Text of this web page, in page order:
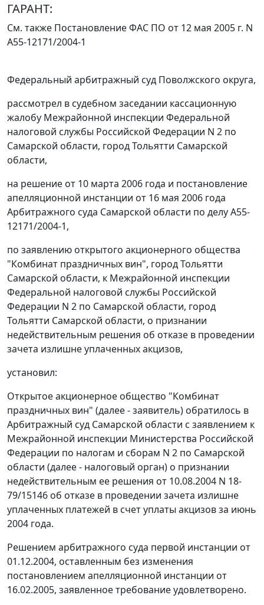
ГАРАНТ:
См. также ПостановлениеФАС ПО от 12 мая 2005 г. N
А55-12171/2004-1
Федеральный арбитражный суд Поволжского округа,
рассмотрел в судебном заседании кассационную
жалобу Межрайонной инспекции Федеральной
налоговой службы Российской Федерации N 2 по
Самарской области, город Тольятти Самарской
области,
на решение от 10 марта 2006 года и постановление
апелляционной инстанции от 16 мая 2006 года
Арбитражного суда Самарской области по делу А55-
12171/2004-1,
по заявлению открытого акционерного общества
"Комбинат праздничных вин", город Тольятти
Самарской области, к Межрайонной инспекции
Федеральной налоговой службы Российской
Федерации N 2 по Самарской области, город
Тольятти Самарской области, о признании
недействительным решения об отказе в проведении
зачета излишне уплаченных акцизов,
установил:
Открытое акционерное общество "Комбинат
праздничных вин" (далее - заявитель) обратилось в
Арбитражный суд Самарской области с заявлением к
Межрайонной инспекции Министерства Российской
Федерации по налогам и сборам N 2 по Самарской
области (далее - налоговый орган) о признании
недействительным ее решения от 10.08.2004 N 18-
79/15146 об отказе в проведении зачета излишне
уплаченных платежей в счет уплаты акцизов за июнь
2004 года.
Решением арбитражного суда первой инстанции от
01.12.2004, оставленным без изменения
постановлением апелляционной инстанции от
16.02.2005, заявленное требование удовлетворено.